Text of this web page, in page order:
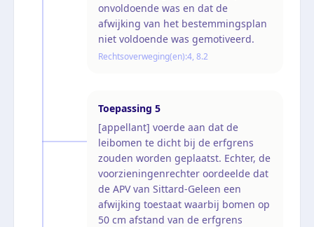
onvoldoende was en dat de
afwijking van het bestemmingsplan
niet voldoende was gemotiveerd.
Rechtsoverweging(en):4, 8.2
Toepassing 5
[appellant] voerde aan dat de
leibomen te dicht bij de erfgrens
zouden worden geplaatst. Echter, de
voorzieningenrechter oordeelde dat
de APV van Sittard-Geleen een
afwijking toestaat waarbij bomen op
50 cm afstand van de erfgrens